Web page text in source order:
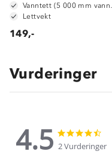
Lettvekt
149,-
Vurderinger
4.5
4.5
star
rating
star
2 Vurderinger